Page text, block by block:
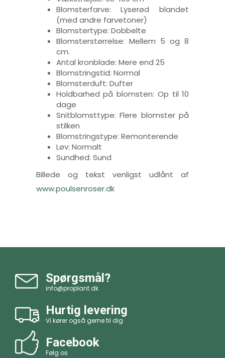
Blomsterfarve: Lyserød blandet
(med andre farvetoner)
Blomstertype: Dobbelte
Blomsterstørrelse: Mellem 5 og 8
cm.
Antal kronblade: Mere end 25
Blomstringstid: Normal
Blomsterduft: Dufter
Holdbarhed på blomsten: Op til 10
dage
Snitblomsttype: Flere blomster på
stilken
Blomstringstype: Remonterende
Løv: Normalt
Sundhed: Sund
Billede og tekst venligst udlånt af
www.poulsenroser.dk
Spørgsmål?
info@proplant.dk
Hurtig levering
Vi kører også gerne til dig
Facebook
Følg os